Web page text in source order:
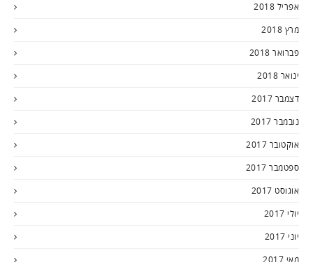
אפריל 2018
מרץ 2018
פברואר 2018
ינואר 2018
דצמבר 2017
נובמבר 2017
אוקטובר 2017
ספטמבר 2017
אוגוסט 2017
יולי 2017
יוני 2017
מאי 2017